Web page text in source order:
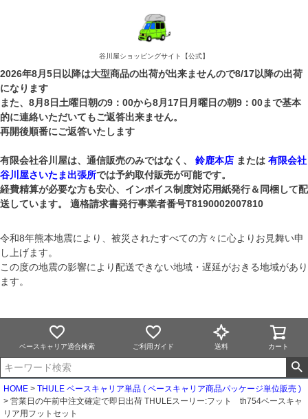
谷川屋ショッピングサイト【公式】
2026年8月5日以降は大型商品の出荷が出来ませんので8/17以降の出荷
になります
また、8月8日土曜日朝の9：00から8月17日月曜日の朝9：00まで基本
的に連絡いただいてもご返答出来ません。
再開後順番にご返答いたします
有限会社谷川屋は、通信販売のみではなく、 鈴鹿本店 または 有限会社
谷川屋さいたま出張所では予約取付販売が可能です。
経費精算が必要な方も安心、インボイス制度対応用紙発行＆同梱して配
送しています。 適格請求書発行事業者番号T8190002007810
令和8年熊本地震により、被災されたすべての方々に心よりお見舞い申
し上げます。
この度の地震の影響により配送できない地域・遅延がおきる地域があり
ます。
ベースキャリア適合検索 ご利用ガイド 送料 カート
HOME
THULE ベースキャリア単品 ( ベースキャリア商品パッケージ単位販売 )
営業日の午前中注文確定で即日出荷 THULEスーリー:フット th754ベースキャ
リア用フットセット